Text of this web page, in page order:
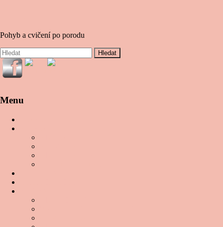
Pohyb a cvičení po porodu
Menu